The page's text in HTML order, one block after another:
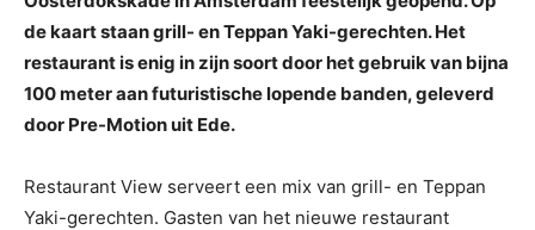
de kaart staan grill- en Teppan Yaki-gerechten. Het
restaurant is enig in zijn soort door het gebruik van bijna
100 meter aan futuristische lopende banden, geleverd
door Pre-Motion uit Ede.
Restaurant View serveert een mix van grill- en Teppan
Yaki-gerechten. Gasten van het nieuwe restaurant